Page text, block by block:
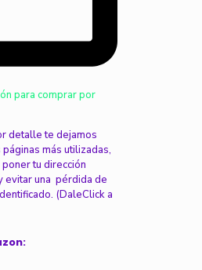
para comprar por
detalle te dejamos
más utilizadas,
tu dirección
evitar una pérdida de
(DaleClick a
: